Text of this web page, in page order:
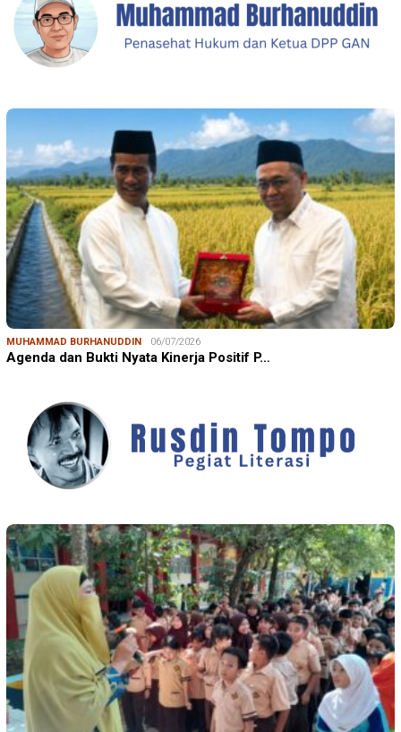
MUHAMMAD BURHANUDDIN 06/07/2026
Agenda dan Bukti Nyata Kinerja Positif P…